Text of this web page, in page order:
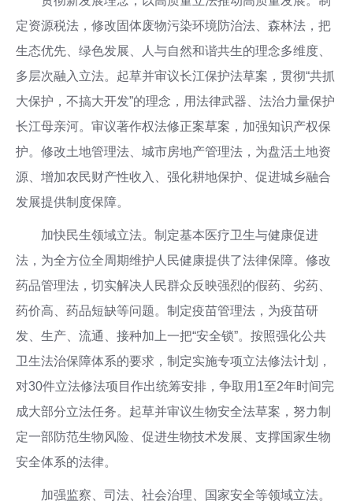
定资源税法，修改固体废物污染环境防治法、森林法，把
生态优先、绿色发展、人与自然和谐共生的理念多维度、
多层次融入立法。起草并审议长江保护法草案，贯彻“共抓
大保护，不搞大开发”的理念，用法律武器、法治力量保护
长江母亲河。审议著作权法修正案草案，加强知识产权保
护。修改土地管理法、城市房地产管理法，为盘活土地资
源、增加农民财产性收入、强化耕地保护、促进城乡融合
发展提供制度保障。
加快民生领域立法。制定基本医疗卫生与健康促进
法，为全方位全周期维护人民健康提供了法律保障。修改
药品管理法，切实解决人民群众反映强烈的假药、劣药、
药价高、药品短缺等问题。制定疫苗管理法，为疫苗研
发、生产、流通、接种加上一把“安全锁”。按照强化公共
卫生法治保障体系的要求，制定实施专项立法修法计划，
对30件立法修法项目作出统筹安排，争取用1至2年时间完
成大部分立法任务。起草并审议生物安全法草案，努力制
定一部防范生物风险、促进生物技术发展、支撑国家生物
安全体系的法律。
加强监察、司法、社会治理、国家安全等领域立法。